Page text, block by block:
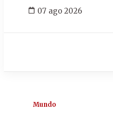
07 ago 2026
Mundo